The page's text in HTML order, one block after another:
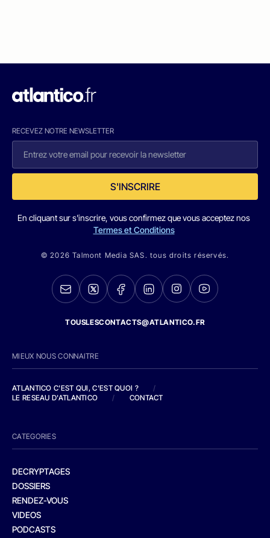
RECEVEZ NOTRE NEWSLETTER
S'INSCRIRE
En cliquant sur s'inscrire, vous confirmez que vous acceptez nos
Termes et Conditions
© 2026 Talmont Media SAS. tous droits réservés.
TOUSLESCONTACTS@ATLANTICO.FR
MIEUX NOUS CONNAITRE
ATLANTICO C'EST QUI, C'EST QUOI ?
/
LE RESEAU D'ATLANTICO
/ CONTACT
CATEGORIES
DECRYPTAGES
DOSSIERS
RENDEZ-VOUS
VIDEOS
PODCASTS